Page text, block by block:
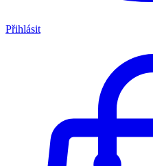
Přihlásit